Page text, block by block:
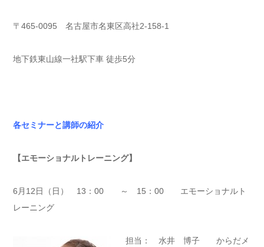
〒465-0095 名古屋市名東区高社2-158-1
地下鉄東山線一社駅下車 徒歩5分
各セミナーと講師の紹介
【エモーショナルトレーニング】
6月12日（日） 13：00 ～ 15：00 エモーショナルト
レーニング
担当： 水井 博子 からだメ